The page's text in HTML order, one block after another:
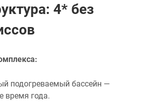
4* без
подогреваемый бассейн —
время года.